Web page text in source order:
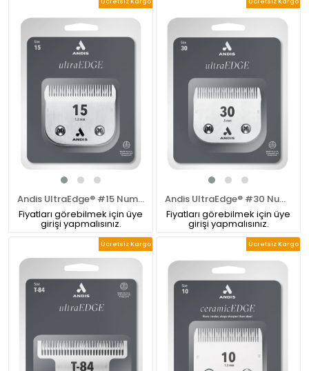
Andis UltraEdge® #15 Numara Pet Tıraş Makinesi Bıçağı
Fiyatları görebilmek için üye
girişi yapmalısınız.
Andis UltraEdge® #30 Numara Pet Tıraş Makinesi Bıçağı
Fiyatları görebilmek için üye
girişi yapmalısınız.
Ücretsiz Kargo Ücretsiz Kargo